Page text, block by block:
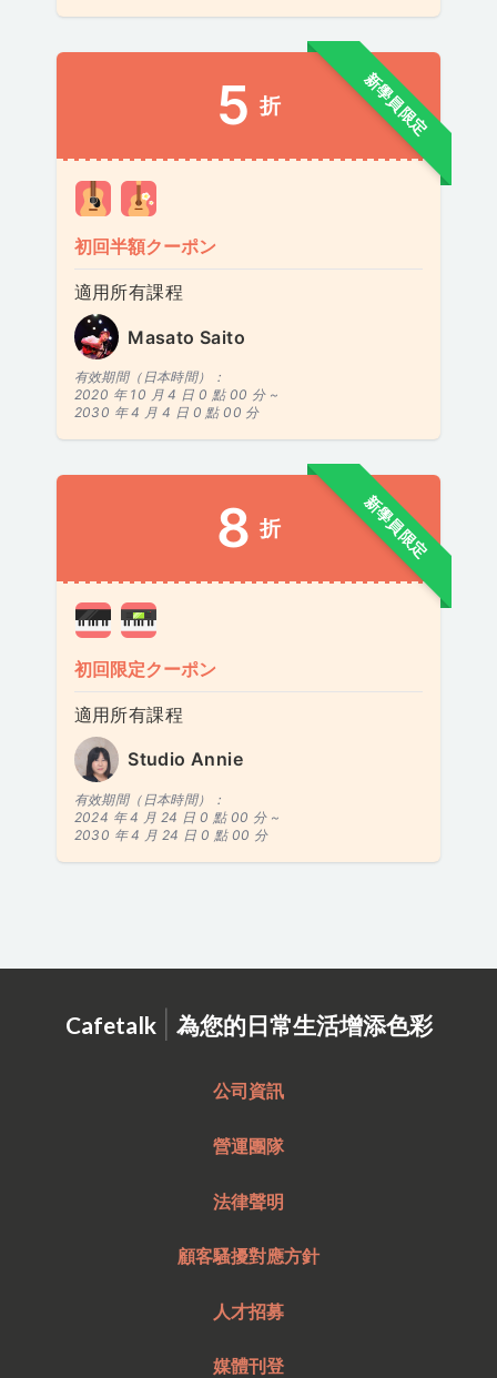
新學員限定
5 折
初回半額クーポン
適用所有課程
Masato Saito
有效期間（日本時間）：
2020 年 10 月 4 日 0 點 00 分 ~
2030 年 4 月 4 日 0 點 00 分
新學員限定
8 折
初回限定クーポン
適用所有課程
Studio Annie
有效期間（日本時間）：
2024 年 4 月 24 日 0 點 00 分 ~
2030 年 4 月 24 日 0 點 00 分
Cafetalk | 為您的日常生活增添色彩
公司資訊
營運團隊
法律聲明
顧客騷擾對應方針
人才招募
媒體刊登